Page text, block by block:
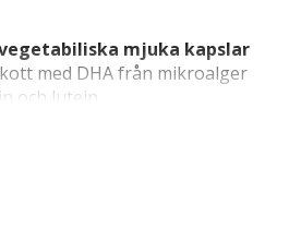
mjuka kapslar
med DHA från mikroalger
och lutein.
med DHA
mikroalgen
Q10, fosfatidylserin och lutein.
som ingår i cellmembran i